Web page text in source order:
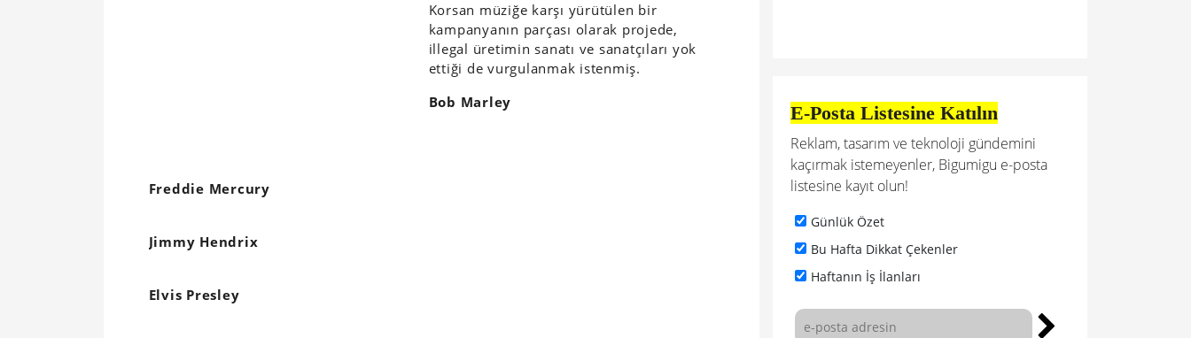
Korsan müziğe karşı yürütülen bir
kampanyanın parçası olarak projede,
illegal üretimin sanatı ve sanatçıları yok
ettiği de vurgulanmak istenmiş.
Bob Marley
Freddie Mercury
Jimmy Hendrix
Elvis Presley
E-Posta Listesine Katılın
Reklam, tasarım ve teknoloji gündemini
kaçırmak istemeyenler, Bigumigu e-posta
listesine kayıt olun!
Günlük Özet
Bu Hafta Dikkat Çekenler
Haftanın İş İlanları